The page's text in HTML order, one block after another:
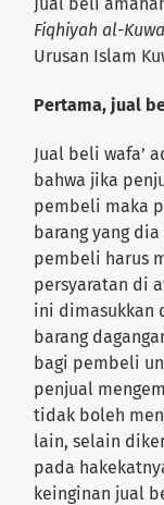
Jual beli
Fiqhiyah al-
Urusan Islam
Pertama, jual
Jual beli wafa’
bahwa jika
pembeli maka
barang yang
pembeli harus
persyaratan di
ini dimasukkan
barang
bagi pembeli
penjual
tidak boleh
lain, selain
pada
keinginan jual